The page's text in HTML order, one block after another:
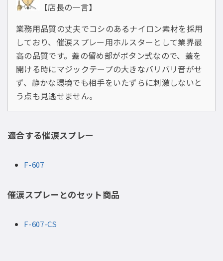
【店長の一言】
業務用品質の丈夫でコシのあるナイロン素材を採用
しており、催涙スプレー用ホルスターとして業界最
高の品質です。蓋の留め部がボタン式なので、蓋を
開ける時にマジックテープの大きなバリバリ音がせ
ず、静かな環境でも相手をいたずらに刺激しないと
う点も見逃せません。
適合する催涙スプレー
F-607
催涙スプレーとのセット商品
F-607-CS